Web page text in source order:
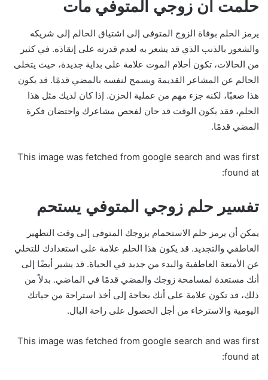
حلمت ان زوجي المتوفي مات
يرمز الحلم بوفاة الزوج المتوفى إلى اشتياق الحالم إلى شريكه
والشعور بالذنب الذي قد يشعر به لعدم قدرته على إنقاذه. في كثير
من الحالات، تكون أحلام الموت علامة على بداية جديدة، حيث يتخلى
الحالم عن المشاعر القديمة ويسمح لنفسه بالمضي قدمًا. قد يكون
هذا صعبًا، لكنه جزء مهم من عملية الحزن. إذا كان لديك مثل هذا
الحلم، فقد يكون الوقت قد حان لفحص مشاعرك واحتضان فكرة
المضي قدمًا.
This image was fetched from google search and was first
found at:
تفسير حلم زوجي المتوفي يستحم
يمكن أن يرمز حلم الاستحمام بزوجك المتوفى إلى وقت التطهير
العاطفي والتجديد. قد يكون هذا الحلم علامة على استعدادك للتخلي
عن الأمتعة العاطفية والبدء من جديد في الحياة. قد يشير أيضًا إلى
أنك مستعدة لمسامحة زوجك والمضي قدمًا في الماضي. بدلاً من
ذلك، قد تكون علامة على أنك بحاجة إلى أخذ استراحة من حياتك
اليومية والاسترخاء من أجل الحصول على راحة البال.
This image was fetched from google search and was first
found at: